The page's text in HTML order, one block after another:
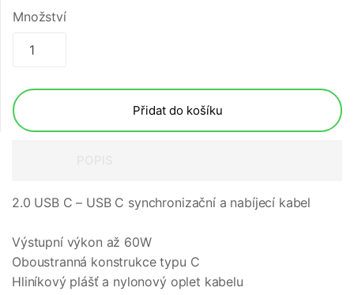
Množství
Přidat do košíku
2.0 USB C – USB C synchronizační a nabíjecí kabel
Výstupní výkon až 60W
Oboustranná konstrukce typu C
Hliníkový plášť a nylonový oplet kabelu